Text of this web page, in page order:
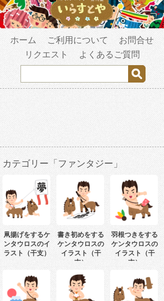
ホーム ご利用について
お問合せ
リクエスト
よくあるご質問
カテゴリー「ファンタジー」
凧揚げをするケ
ンタウロスのイ
ラスト（干支）
書き初めをする
ケンタウロスの
イラスト（干
支）
羽根つきをする
ケンタウロスの
イラスト（干
支）